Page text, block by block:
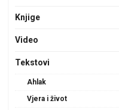
Knjige
Video
Tekstovi
Ahlak
Vjera i život